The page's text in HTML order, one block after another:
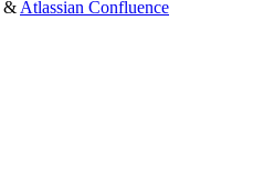
& Atlassian Confluence